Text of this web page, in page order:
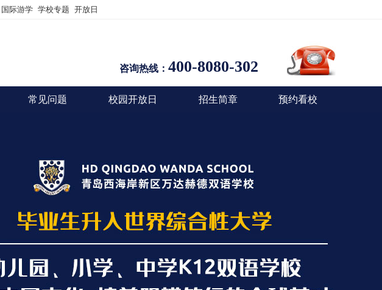
国际游学 学校专题 开放日
咨询热线： 400-8080-302
常见问题 校园开放日 招生简章 预约看校